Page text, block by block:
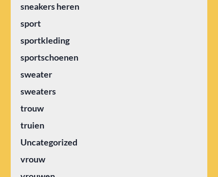
sneakers heren
sport
sportkleding
sportschoenen
sweater
sweaters
trouw
truien
Uncategorized
vrouw